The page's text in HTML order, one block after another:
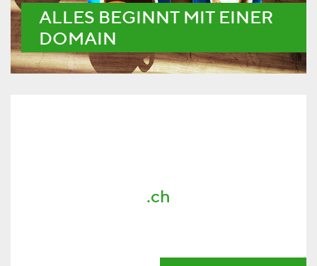
ALLES BEGINNT MIT EINER
DOMAIN
.ch